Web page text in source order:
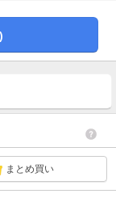
．１」の大人気イケ
居中なんです―――！
で忙しい啓介となか
なっちゃったり！？春
まとめ買い